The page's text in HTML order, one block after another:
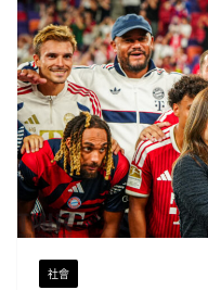
社會